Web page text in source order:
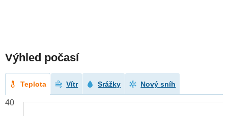
Výhled počasí
Teplota Vítr Srážky Nový sníh
40